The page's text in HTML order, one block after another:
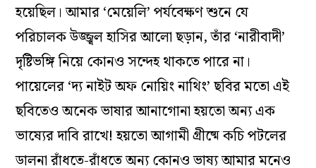
হয়েছিল। আমার ‘মেয়েলি’ পর্যবেক্ষণ শুনে যে
পরিচালক উজ্জ্বল হাসির আলো ছড়ান, তাঁর ‘নারীবাদী’
দৃষ্টিভঙ্গি নিয়ে কোনও সন্দেহ থাকতে পারে না।
পায়েলের ‘দ্য নাইট অফ নোয়িং নাথিং’ ছবির মতো এই
ছবিতেও অনেক ভাষার আনাগোনা হয়তো অন্য এক
ভাষ্যের দাবি রাখে! হয়তো আগামী গ্রীষ্মে কচি পটলের
ডালনা রাঁধতে-রাঁধতে অন্য কোনও ভাষ্য আমার মনেও